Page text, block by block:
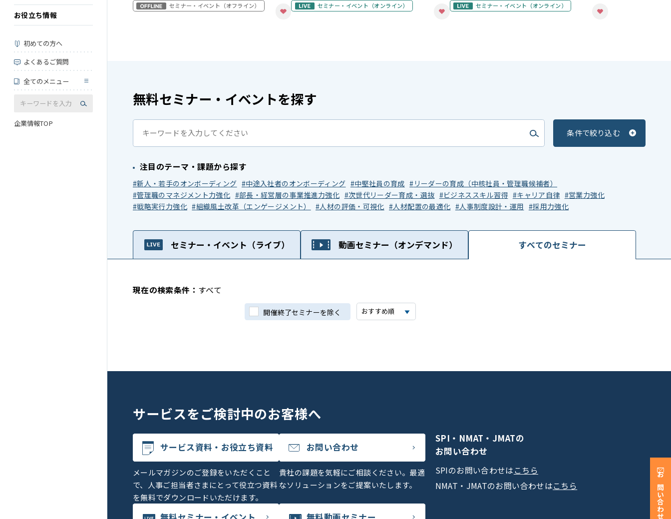
お役立ち情報
初めての方へ
よくあるご質問
全てのメニュー
企業情報TOP
セミナー・イベント （オフライン） セミナー・イベント （オンライン） セミナー・イベント （オンライン）
無料セミナー・イベントを探す
条件で絞り込む
注目のテーマ・課題から探す
新人・若手のオンボーディング 中途入社者のオンボーディング 中堅社員の育成
リーダーの育成（中核社員・管理職候補者）
管理職のマネジメント力強化
部長・経営層の事業推進力強化 次世代リーダー育成・選抜 ビジネススキル習得 キャリア自律
営業力強化
戦略実行力強化
組織風土改革（エンゲージメント） 人材の評価・可視化 人材配置の最適化 人事制度設計・運用 採用力強化
セミナー・イベント （ライブ） 動画セミナー （オンデマンド） すべてのセミナー
すべて
開催終了セミナーを除く
サービスをご検討中のお客様へ
サービス資料・お役立ち資料
メールマガジンのご登録をいただくこと
で、人事ご担当者さまにとって役立つ資料
を無料でダウンロードいただけます。
お問い合わせ
貴社の課題を気軽にご相談ください。最適
なソリューションをご提案いたします。
SPI・NMAT・JMATの
お問い合わせ
SPIのお問い合わせは こちら
NMAT・JMATのお問い合わせはこちら お問い合わせ